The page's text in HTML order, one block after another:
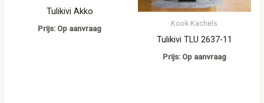
Tulikivi Akko
Prijs: Op aanvraag
Kook Kachels
Tulikivi TLU 2637-11
Prijs: Op aanvraag